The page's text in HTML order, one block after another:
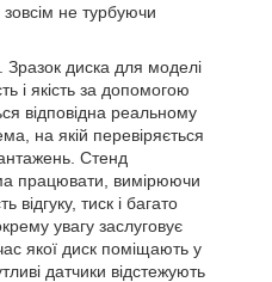
не турбуючи
Зразок диска для моделі
і якість за допомогою
відповідна реальному
на якій перевіряється
Стенд
працювати, вимірюючи
відгуку, тиск і багато
увагу заслуговує
якої диск поміщають у
датчики відстежують